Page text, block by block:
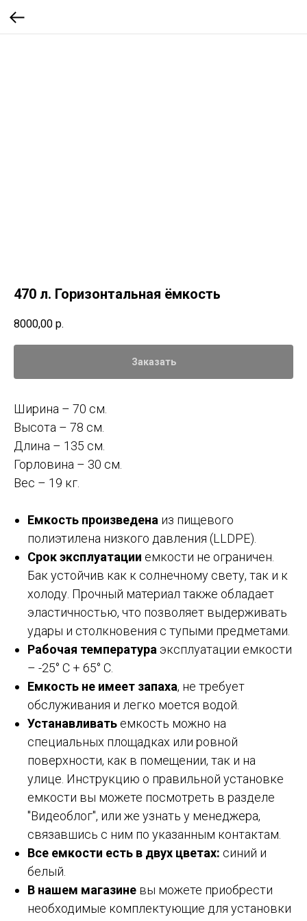
470 л. Горизонтальная ёмкость
8000,00 р.
Заказать
Ширина – 70 см.
Высота – 78 см.
Длина – 135 см.
Горловина – 30 см.
Вес – 19 кг.
Емкость произведена из пищевого
полиэтилена низкого давления (LLDPE).
Срок эксплуатации емкости не ограничен.
Бак устойчив как к солнечному свету, так и к
холоду. Прочный материал также обладает
эластичностью, что позволяет выдерживать
удары и столкновения с тупыми предметами.
Рабочая температура эксплуатации емкости
– -25° C + 65° C.
Емкость не имеет запаха, не требует
обслуживания и легко моется водой.
Устанавливать емкость можно на
специальных площадках или ровной
поверхности, как в помещении, так и на
улице. Инструкцию о правильной установке
емкости вы можете посмотреть в разделе
"Видеоблог", или же узнать у менеджера,
связавшись с ним по указанным контактам.
Все емкости есть в двух цветах: синий и
белый.
В нашем магазине вы можете приобрести
необходимые комплектующие для установки